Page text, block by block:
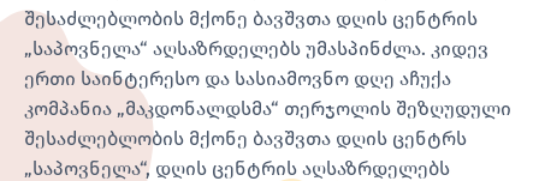
შესაძლებლობის მქონე ბავშვთა დღის ცენტრის
„საპოვნელა“ აღსაზრდელებს უმასპინძლა. კიდევ
ერთი საინტერესო და სასიამოვნო დღე აჩუქა
კომპანია „მაკდონალდსმა“ თერჯოლის შეზღუდული
შესაძლებლობის მქონე ბავშვთა დღის ცენტრს
„საპოვნელა“, დღის ცენტრის აღსაზრდელებს